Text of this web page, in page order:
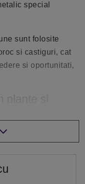
special
sunt folosite
si castiguri, cat
si oportunitati,
plante si
noroc si
de inovare.